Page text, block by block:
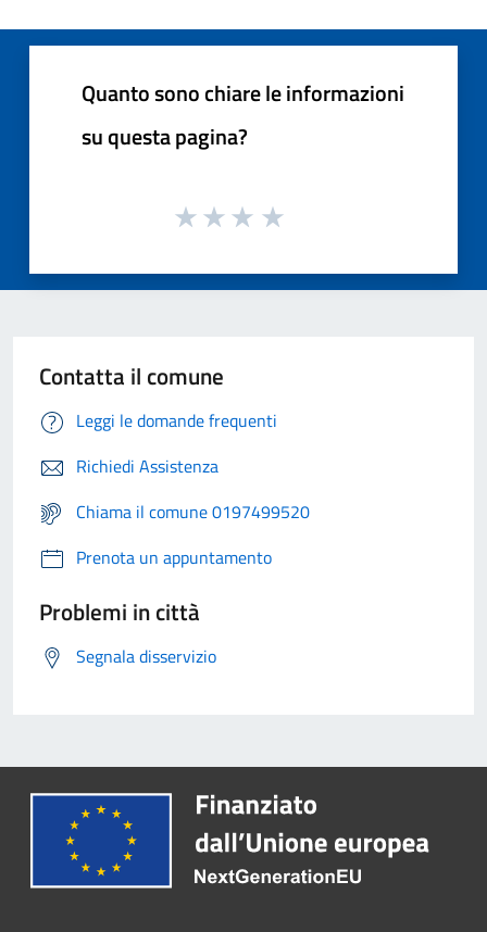
Quanto sono chiare le informazioni
su questa pagina?
Contatta il comune
Leggi le domande frequenti
Richiedi Assistenza
Chiama il comune 0197499520
Prenota un appuntamento
Problemi in città
Segnala disservizio